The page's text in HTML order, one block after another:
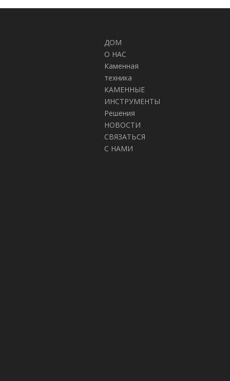
разработок и производства Dialead
видит, что ее карта продаж все
больше и больше.Для внутреннего
открыла офисы во многих
городах.На международном рынке
продукция Dialead экспортируется в
более чем 60 стран и регионов,
таких как Россия, США, Украина,
Казахстан, Индия, Польша,
Иордания, Оман и др.
ДОМ
О НАС
Каменная
техника
КАМЕННЫЕ
ИНСТРУМЕНТЫ
Решения
НОВОСТИ
СВЯЗАТЬСЯ
С НАМИ